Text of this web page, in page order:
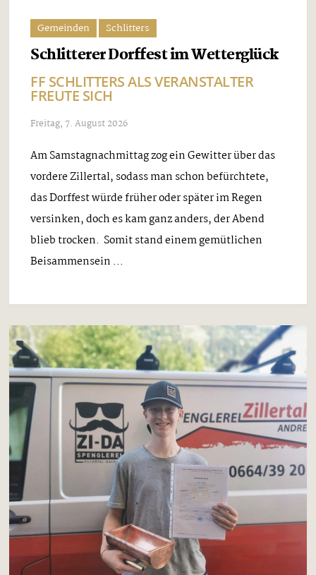
Gemeinden Schlitters
Schlitterer Dorffest im Wetterglück
FF SCHLITTERS ALS VERANSTALTER
FREUTE SICH
Freitag, 7. August 2026
Am Samstagnachmittag zog ein Gewitter über das
vordere Zillertal, sodass man schon befürchtete,
das Dorffest würde früher oder später im Regen
versinken, doch es kam ganz anders, der Abend
blieb trocken. Somit stand einem gemütlichen
Beisammensein ...